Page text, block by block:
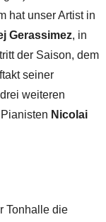
hat unser Artist in
Gerassimez, in
der Saison, dem
seiner
weiteren
Nicolai
Tonhalle die